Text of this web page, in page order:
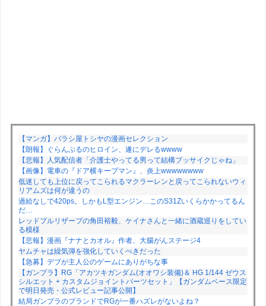
【マンガ】バラシ屋トシヤの漫画セレクション
【朗報】ぐらんぶるのヒロイン、遂にデレるwwww
【悲報】人気配信者「介護士やってる男って結構ブッサイクじゃね」
【画像】電車の『ドア横キープマン』、炎上wwwwwwww
低迷しても上位に戻ってこられるマクラーレンと戻ってこられないウィ
リアムズは何が違うの
過給なしで420ps。しかもL型エンジン…このS31Zいくらかかってるん
だ…
レッドブルリザーブの角田裕毅、ケイナさんと一緒に酒蔵巡りをしてい
る模様
【悲報】漫画『ナナとカオル』作者、大腸がんステージ4
ヤムチャは繰気弾を強化していくべきだった
【急募】デブが主人公のゲームにありがちな事
【ガンプラ】RG「アカツキガンダム(オオワシ装備)＆ HG 1/144 ゼウス
シルエット + カスタムジョイントパーツセット」【ガンダムベース限定
で明日発売・公式レビュー記事公開】
結局ガンプラのブランドでRGが一番ハズレがないよね？